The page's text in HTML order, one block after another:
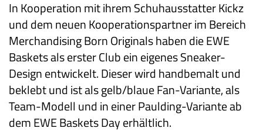
In Kooperation mit ihrem Schuhausstatter Kickz
und dem neuen Kooperationspartner im Bereich
Merchandising Born Originals haben die EWE
Baskets als erster Club ein eigenes Sneaker-
Design entwickelt. Dieser wird handbemalt und
beklebt und ist als gelb/blaue Fan-Variante, als
Team-Modell und in einer Paulding-Variante ab
dem EWE Baskets Day erhältlich.